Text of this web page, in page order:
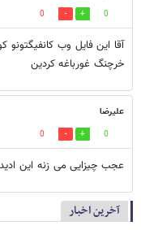
0
0
آقا این فایل وب کانفیگتونو
خرچنگ غورباغه کردین
علیرضا
0
0
عجب چیزایی می زنه این
آخرین اخبار